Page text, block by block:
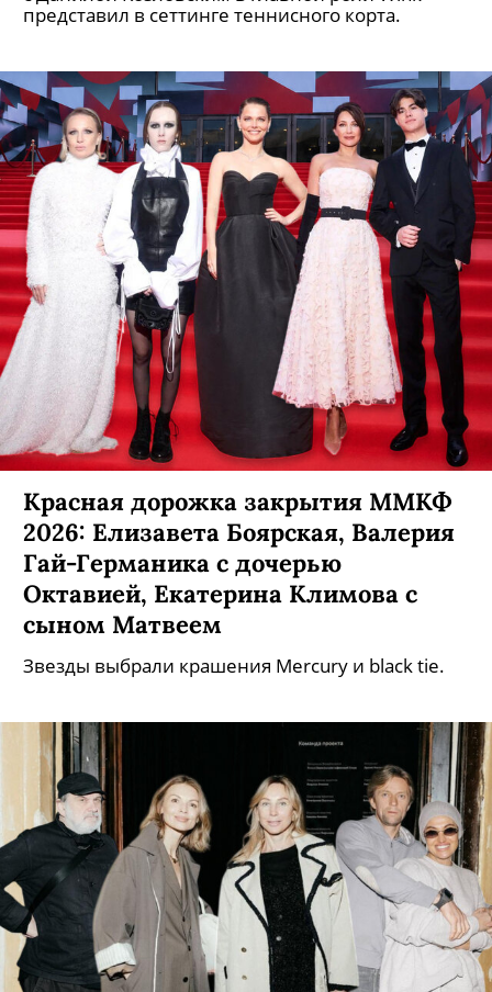
представил в сеттинге теннисного корта.
Красная дорожка закрытия ММКФ
2026: Елизавета Боярская, Валерия
Гай-Германика с дочерью
Октавией, Екатерина Климова с
сыном Матвеем
Звезды выбрали крашения Mercury и black tie.